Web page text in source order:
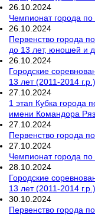
26 10 2024
Чемпионат города
26 10 2024
Первенство города
до 13 лет, юношей и
26 10 2024
Городские
13 лет (2011-2014
27 10 2024
1 этап Кубка города
имени Командора
27 10 2024
Первенство города
27 10 2024
Чемпионат города
28 10 2024
Городские
13 лет (2011-2014
30 10 2024
Первенство города